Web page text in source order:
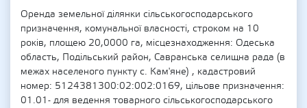
Оренда земельної ділянки сільськогосподарського
призначення, комунальної власності, строком на 10
років, площею 20,0000 га, місцезнаходження: Одеська
область, Подільський район, Савранська селищна рада (в
межах населеного пункту с. Кам'яне) , кадастровий
номер: 5124381300:02:002:0169, цільове призначення:
01.01- для ведення товарного сільськогосподарського